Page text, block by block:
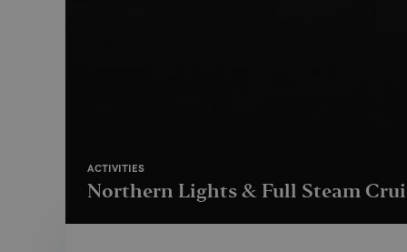
ACTIVITIES
Northern Lights & Full Steam